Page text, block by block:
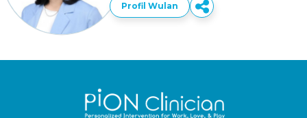
Profil Wulan